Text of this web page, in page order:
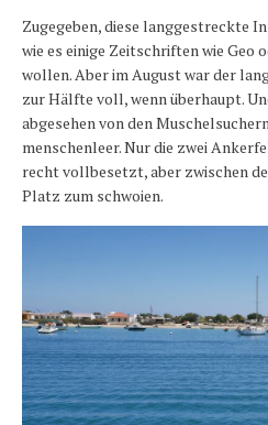
Zugegeben, diese langgestreckte
wie es einige Zeitschriften wie Geo
wollen. Aber im August war der
zur Hälfte voll, wenn überhaupt.
abgesehen von den
menschenleer. Nur die zwei
recht vollbesetzt, aber zwischen
Platz zum schwoien.